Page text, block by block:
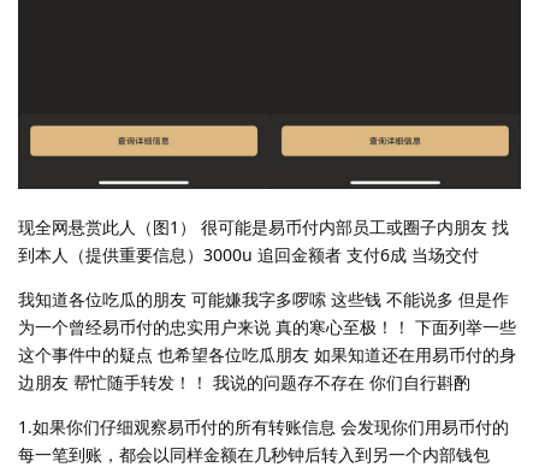
现全网悬赏此人（图1） 很可能是易币付内部员工或圈子内朋友 找
到本人（提供重要信息）3000u 追回金额者 支付6成 当场交付
我知道各位吃瓜的朋友 可能嫌我字多啰嗦 这些钱 不能说多 但是作
为一个曾经易币付的忠实用户来说 真的寒心至极！！ 下面列举一些
这个事件中的疑点 也希望各位吃瓜朋友 如果知道还在用易币付的身
边朋友 帮忙随手转发！！ 我说的问题存不存在 你们自行斟酌
1.如果你们仔细观察易币付的所有转账信息 会发现你们用易币付的
每一笔到账，都会以同样金额在几秒钟后转入到另一个内部钱包